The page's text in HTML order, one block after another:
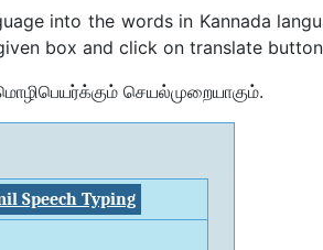
into the words in Kannada
box and click on translate
செயல்முறையாகும்.
Speech Typing